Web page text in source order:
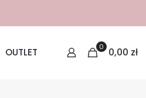
OUTLET 0 0,00 zł